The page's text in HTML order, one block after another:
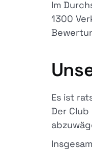
Im
1300
Es ist
Der